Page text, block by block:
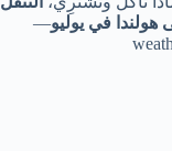
هولندا في يوليو—